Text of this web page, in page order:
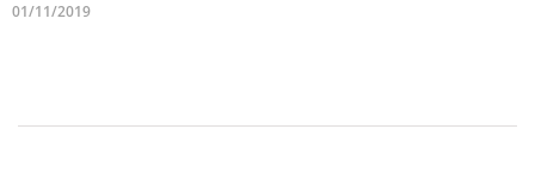
01/11/2019